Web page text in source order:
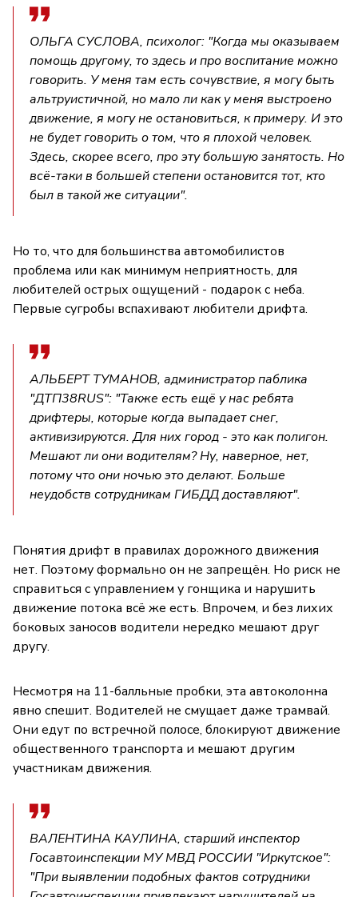
ОЛЬГА СУСЛОВА, психолог: "Когда мы оказываем
помощь другому, то здесь и про воспитание можно
говорить. У меня там есть сочувствие, я могу быть
альтруистичной, но мало ли как у меня выстроено
движение, я могу не остановиться, к примеру. И это
не будет говорить о том, что я плохой человек.
Здесь, скорее всего, про эту большую занятость. Но
всё-таки в большей степени остановится тот, кто
был в такой же ситуации".
Но то, что для большинства автомобилистов
проблема или как минимум неприятность, для
любителей острых ощущений - подарок с неба.
Первые сугробы вспахивают любители дрифта.
АЛЬБЕРТ ТУМАНОВ, администратор паблика
"ДТП38RUS": "Также есть ещё у нас ребята
дрифтеры, которые когда выпадает снег,
активизируются. Для них город - это как полигон.
Мешают ли они водителям? Ну, наверное, нет,
потому что они ночью это делают. Больше
неудобств сотрудникам ГИБДД доставляют".
Понятия дрифт в правилах дорожного движения
нет. Поэтому формально он не запрещён. Но риск не
справиться с управлением у гонщика и нарушить
движение потока всё же есть. Впрочем, и без лихих
боковых заносов водители нередко мешают друг
другу.
Несмотря на 11-балльные пробки, эта автоколонна
явно спешит. Водителей не смущает даже трамвай.
Они едут по встречной полосе, блокируют движение
общественного транспорта и мешают другим
участникам движения.
ВАЛЕНТИНА КАУЛИНА, старший инспектор
Госавтоинспекции МУ МВД РОССИИ "Иркутское":
"При выявлении подобных фактов сотрудники